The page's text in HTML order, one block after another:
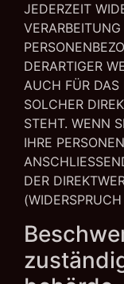
JEDERZEIT
DERARTIGER
AUCH FÜR DAS
SOLCHER
STEHT. WENN
IHRE
DER